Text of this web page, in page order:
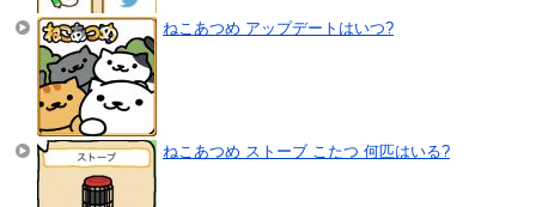
ねこあつめ アップデートはいつ?
ねこあつめ ストーブ こたつ 何匹はいる?